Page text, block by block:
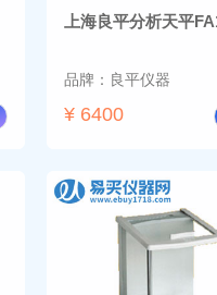
上海良平分析天平
品牌：良平仪器
¥ 6400